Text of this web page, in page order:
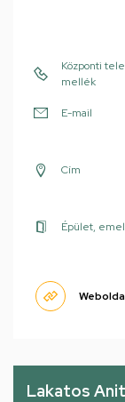
Központi
mellék
E-mail
Cím
Épület,
Lakatos